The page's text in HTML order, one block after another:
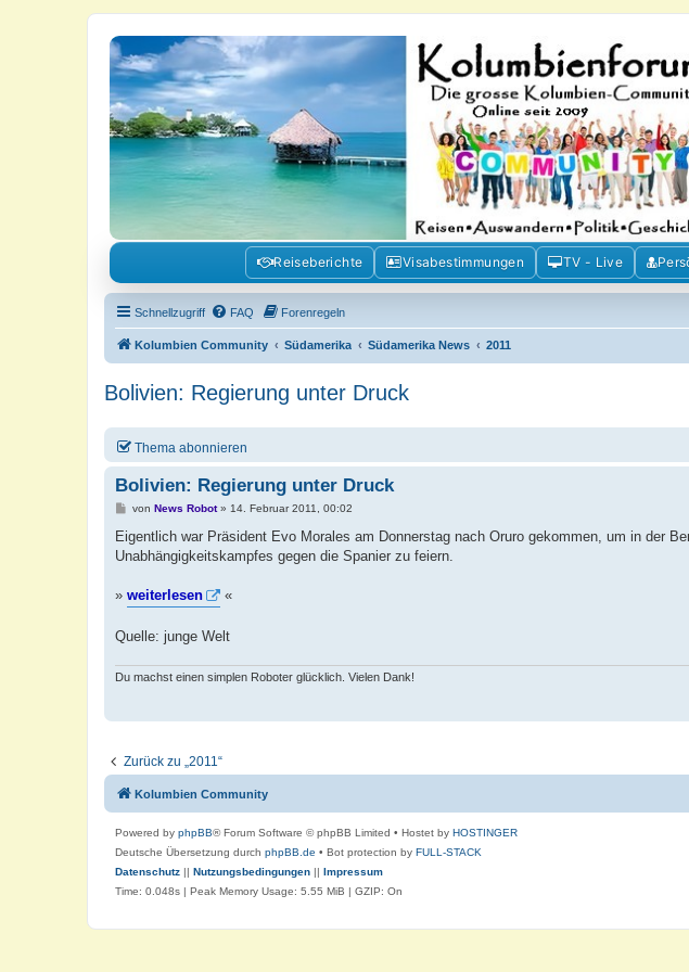
Kolumbienforum - Das grosse Forum der Freunde
Reisen, Auswandern, Kultur, Politik, Geschichte und Visum in Kolumbien und Venezuela. Austausch,
Reiseberichte Visabestimmungen TV - Live
Schnellzugriff FAQ Forenregeln
Kolumbien Community Südamerika Südamerika News 2011
Bolivien: Regierung unter Druck
Thema abonnieren
Bolivien: Regierung unter Druck
B
i
t
r
von News Robot» 14. Februar 2011, 00:02
Eigentlich war Präsident Evo Morales am Donnerstag nach Oruro gekommen, um in der
Unabhängigkeitskampfes gegen die Spanier zu feiern.
» weiterlesen «
Quelle: junge Welt
Du machst einen simplen Roboter glücklich. Vielen Dank!
Zurück zu „2011“
Kolumbien Community
Powered by phpBB® Forum Software © phpBB Limited • Hostet by HOSTINGER
Deutsche Übersetzung durch phpBB.de • Bot protection by FULL-STACK
Datenschutz || Nutzungsbedingungen || Impressum
Time: 0.048s | Peak Memory Usage: 5.55 MiB | GZIP: On